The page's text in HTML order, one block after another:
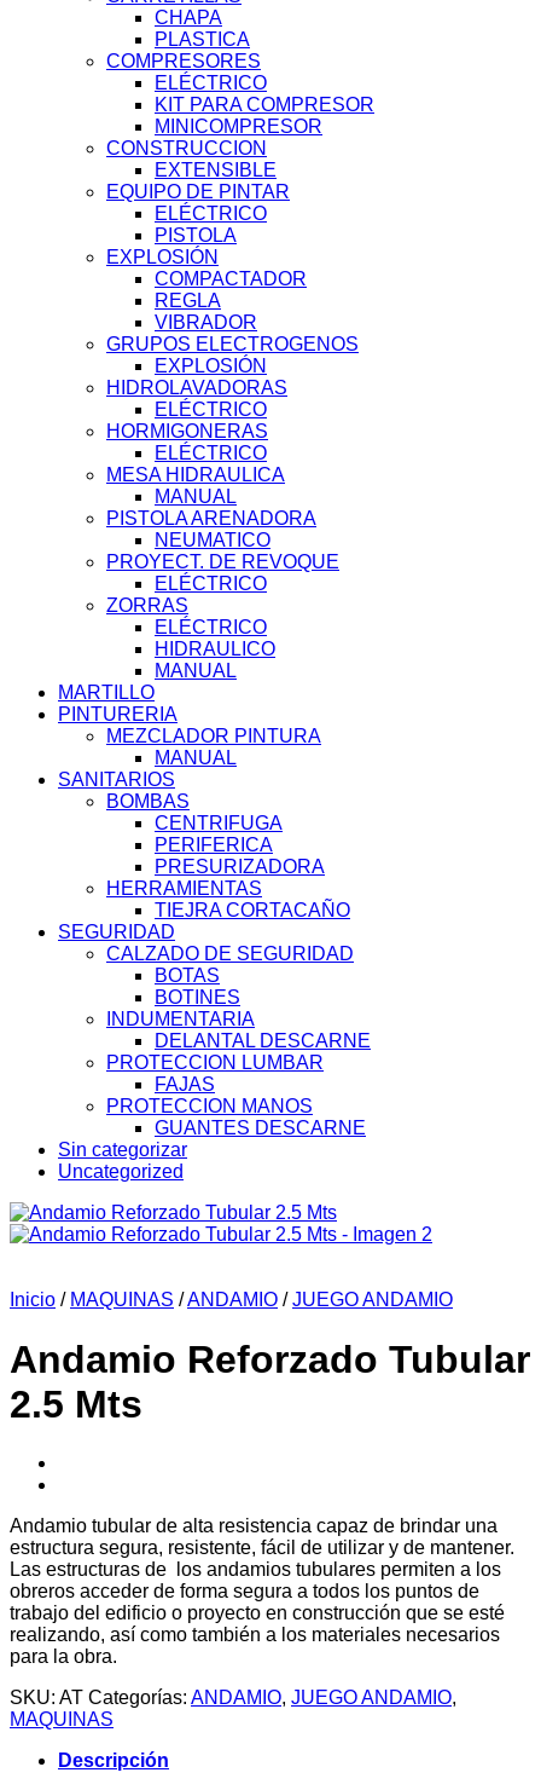
CHAPA
PLASTICA
COMPRESORES
ELÉCTRICO
KIT PARA COMPRESOR
MINICOMPRESOR
CONSTRUCCION
EXTENSIBLE
EQUIPO DE PINTAR
ELÉCTRICO
PISTOLA
EXPLOSIÓN
COMPACTADOR
REGLA
VIBRADOR
GRUPOS ELECTROGENOS
EXPLOSIÓN
HIDROLAVADORAS
ELÉCTRICO
HORMIGONERAS
ELÉCTRICO
MESA HIDRAULICA
MANUAL
PISTOLA ARENADORA
NEUMATICO
PROYECT. DE REVOQUE
ELÉCTRICO
ZORRAS
ELÉCTRICO
HIDRAULICO
MANUAL
MARTILLO
PINTURERIA
MEZCLADOR PINTURA
MANUAL
SANITARIOS
BOMBAS
CENTRIFUGA
PERIFERICA
PRESURIZADORA
HERRAMIENTAS
TIEJRA CORTACAÑO
SEGURIDAD
CALZADO DE SEGURIDAD
BOTAS
BOTINES
INDUMENTARIA
DELANTAL DESCARNE
PROTECCION LUMBAR
FAJAS
PROTECCION MANOS
GUANTES DESCARNE
Sin categorizar
Uncategorized
Inicio / MAQUINAS /ANDAMIO / JUEGO ANDAMIO
Andamio Reforzado Tubular
2.5 Mts
Andamio tubular de alta resistencia capaz de brindar una
estructura segura, resistente, fácil de utilizar y de mantener.
Las estructuras de los andamios tubulares permiten a los
obreros acceder de forma segura a todos los puntos de
trabajo del edificio o proyecto en construcción que se esté
realizando, así como también a los materiales necesarios
para la obra.
SKU: AT Categorías: ANDAMIO, JUEGO ANDAMIO,
MAQUINAS
Descripción